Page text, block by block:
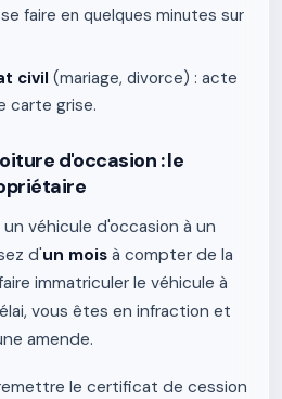
faire en quelques minutes sur
civil (mariage, divorce) : acte
carte grise.
d'occasion : le
véhicule d'occasion à un
d'un mois à compter de la
immatriculer le véhicule à
vous êtes en infraction et
amende.
le certificat de cession